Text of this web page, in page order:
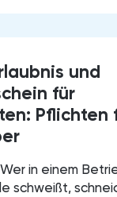
und
für
Pflichten
in einem
schweißt,